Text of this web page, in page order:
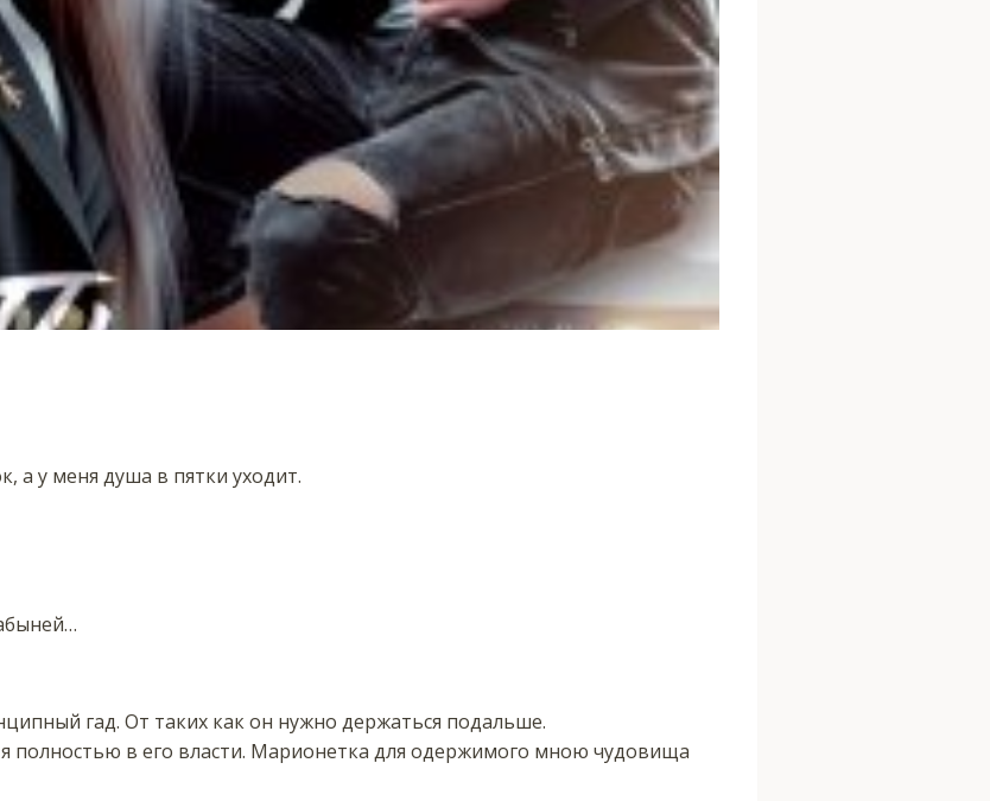
а у меня душа в пятки уходит.
гад. От таких как он нужно держаться подальше.
полностью в его власти. Марионетка для одержимого мною чудовища